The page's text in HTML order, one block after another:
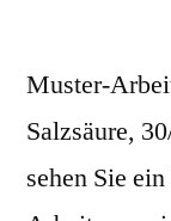
Muster-
Salzsäure,
sehen Sie